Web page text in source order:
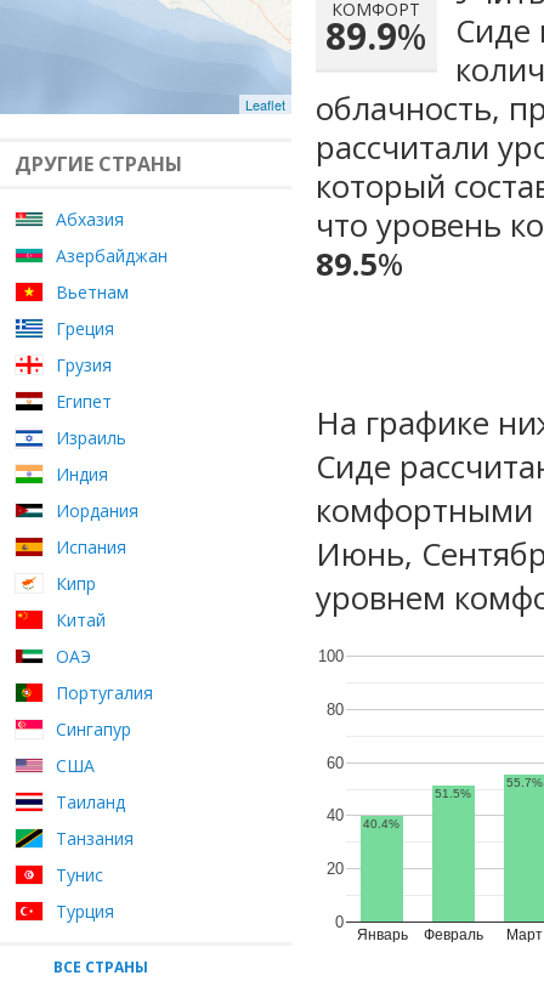
Leaflet
ДРУГИЕ СТРАНЫ
Абхазия
Азербайджан
Вьетнам
Греция
Грузия
Египет
Израиль
Индия
Иордания
Испания
Кипр
Китай
ОАЭ
Португалия
Сингапур
США
Таиланд
Танзания
Тунис
Турция
ВСЕ СТРАНЫ
КОМФОРТ
89.9%
Сиде
облачность,
рассчитали
который
что уровень
89.5%
На графике
Сиде
комфортными
Июнь,
уровнем
Январь Февраль Март
0
20
40
60
80
100
40.4%
51.5%
55.7%